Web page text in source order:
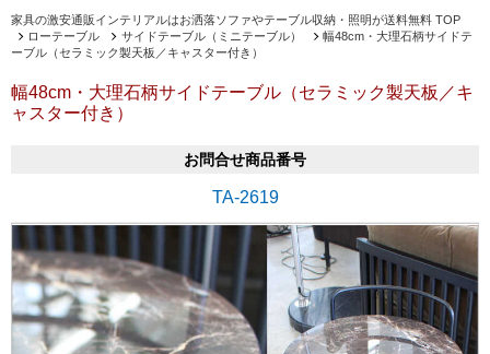
家具の激安通販インテリアルはお洒落ソファやテーブル収納・照明が送料無料 TOP
ローテーブル
サイドテーブル（ミニテーブル）
幅48cm・大理石柄サイドテ
ーブル（セラミック製天板／キャスター付き）
幅48cm・大理石柄サイドテーブル（セラミック製天板／キ
ャスター付き）
お問合せ商品番号
TA-2619